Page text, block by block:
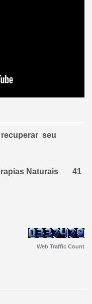
recuperar seu
Naturais 41
Web Traffic Count